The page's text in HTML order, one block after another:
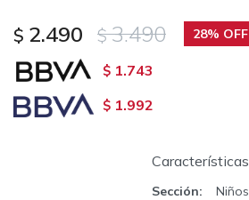
$ 2.490 $ 3.490 28
$ 1.743
$ 1.992
Características
Sección Niños